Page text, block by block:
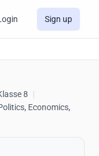
Sign up
8
|
Economics,